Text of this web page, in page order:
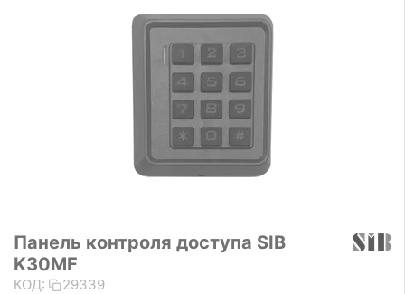
Панель контроля доступа SIB
K30MF
КОД: 29339